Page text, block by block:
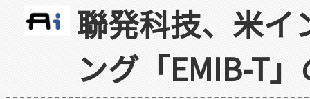
聯発科技、米イ
ング「EMIB-T